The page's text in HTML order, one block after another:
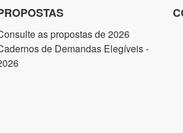
as propostas de 2026
de Demandas Elegíveis -